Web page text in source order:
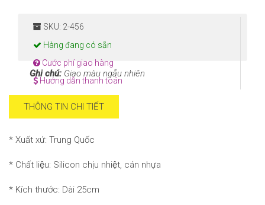
SKU: 2-456
Hàng đang có sẵn
Cước phí giao hàng
Hướng dẫn thanh toán
Ghi chú: Giao màu ngẫu nhiên
THÔNG TIN CHI TIẾT
* Xuất xứ: Trung Quốc
* Chất liệu: Silicon chịu nhiệt, cán nhựa
* Kích thước: Dài 25cm